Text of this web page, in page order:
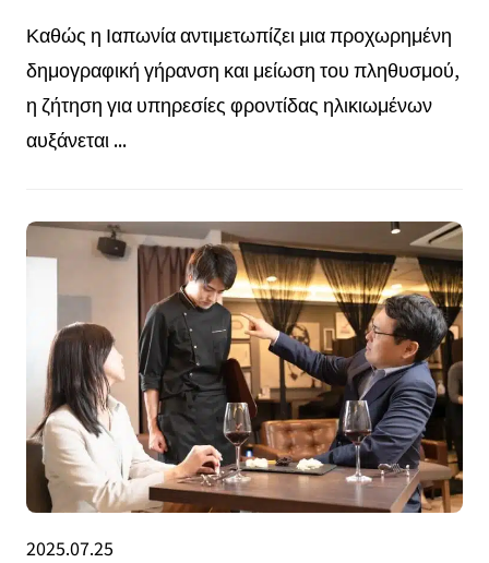
Καθώς η Ιαπωνία αντιμετωπίζει μια προχωρημένη
δημογραφική γήρανση και μείωση του πληθυσμού,
η ζήτηση για υπηρεσίες φροντίδας ηλικιωμένων
αυξάνεται ...
2025.07.25